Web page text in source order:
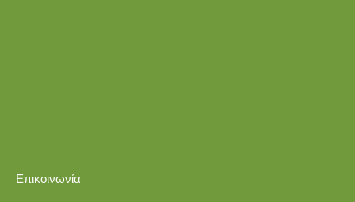
Επικοινωνία